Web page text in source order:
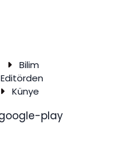
Bilim
Editörden
Künye